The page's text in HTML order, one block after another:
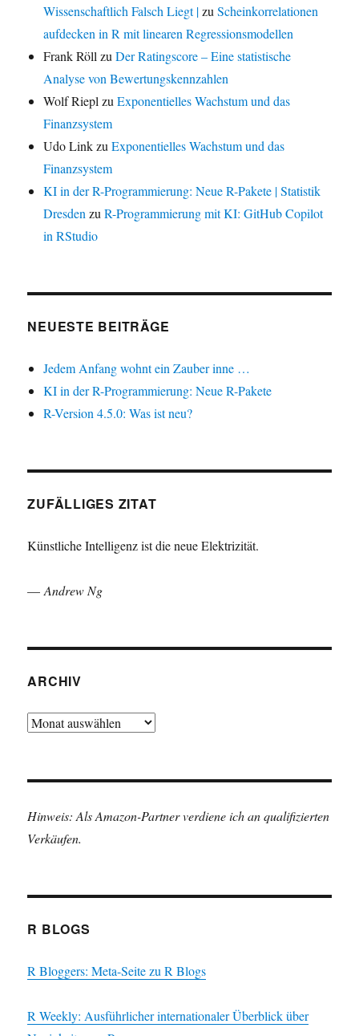
Wissenschaftlich Falsch Liegt |zuScheinkorrelationen
aufdecken in R mit linearen Regressionsmodellen
Frank Röll zuDer Ratingscore – Eine statistische
Analyse von Bewertungskennzahlen
Wolf Riepl zuExponentielles Wachstum und das
Finanzsystem
Udo LinkzuExponentielles Wachstum und das
Finanzsystem
KI in der R-Programmierung: Neue R-Pakete | Statistik
Dresden zuR-Programmierung mit KI: GitHub Copilot
in RStudio
NEUESTE BEITRÄGE
Jedem Anfang wohnt ein Zauber inne …
KI in der R-Programmierung: Neue R-Pakete
R-Version 4.5.0: Was ist neu?
ZUFÄLLIGES ZITAT
Künstliche Intelligenz ist die neue Elektrizität.
—Andrew Ng
ARCHIV
Archiv
Hinweis: Als Amazon-Partner verdiene ich an qualifizierten
Verkäufen.
R BLOGS
R Bloggers: Meta-Seite zu R Blogs
R Weekly: Ausführlicher internationaler Überblick über